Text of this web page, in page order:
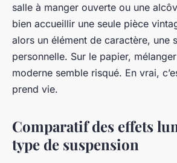
salle à manger ouverte ou une
bien accueillir une seule pièce
alors un élément de caractère, une
personnelle. Sur le papier,
moderne semble risqué. En vrai,
prend vie.
Comparatif des effets
type de suspension